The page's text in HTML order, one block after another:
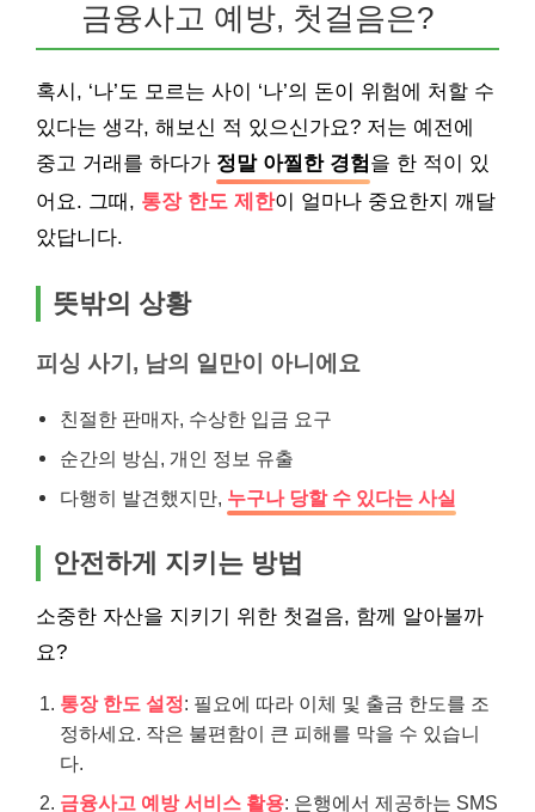
금융사고 예방, 첫걸음은?
혹시, ‘나’도 모르는 사이 ‘나’의 돈이 위험에 처할 수
있다는 생각, 해보신 적 있으신가요? 저는 예전에
중고 거래를 하다가 정말 아찔한 경험을 한 적이 있
어요. 그때, 통장 한도 제한이 얼마나 중요한지 깨달
았답니다.
뜻밖의 상황
피싱 사기, 남의 일만이 아니에요
친절한 판매자, 수상한 입금 요구
순간의 방심, 개인 정보 유출
다행히 발견했지만, 누구나 당할 수 있다는 사실
안전하게 지키는 방법
소중한 자산을 지키기 위한 첫걸음, 함께 알아볼까
요?
통장 한도 설정: 필요에 따라 이체 및 출금 한도를 조
정하세요. 작은 불편함이 큰 피해를 막을 수 있습니
다.
금융사고 예방 서비스 활용: 은행에서 제공하는 SMS